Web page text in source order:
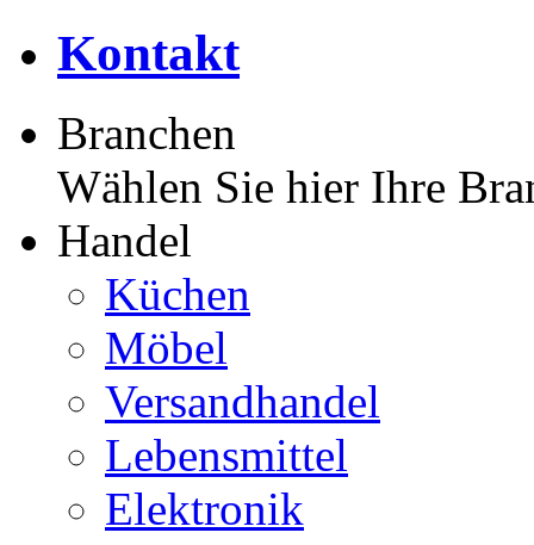
Kontakt
Branchen
Wählen Sie hier Ihre
Handel
Küchen
Möbel
Versandhandel
Lebensmittel
Elektronik